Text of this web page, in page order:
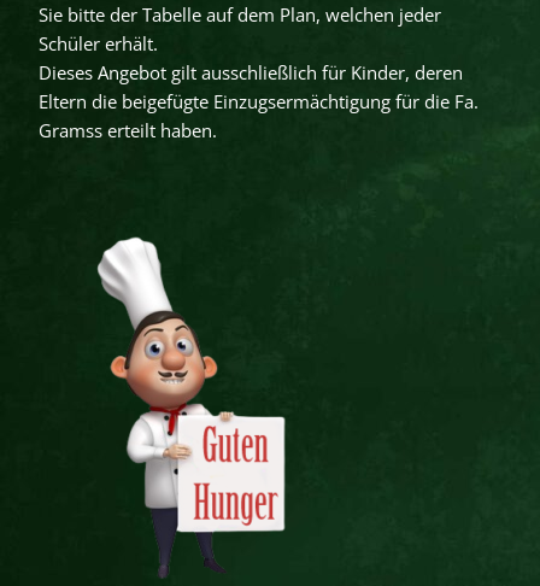
Sie bitte der Tabelle auf dem Plan, welchen jeder
Schüler erhält.
Dieses Angebot gilt ausschließlich für Kinder, deren
Eltern die beigefügte Einzugsermächtigung für die Fa.
Gramss erteilt haben.